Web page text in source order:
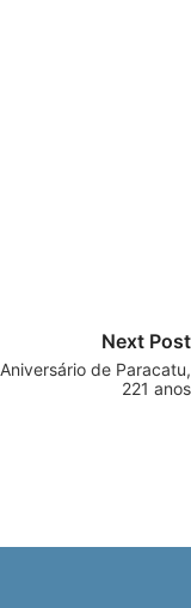
Next Post
Aniversário de Paracatu,
221 anos